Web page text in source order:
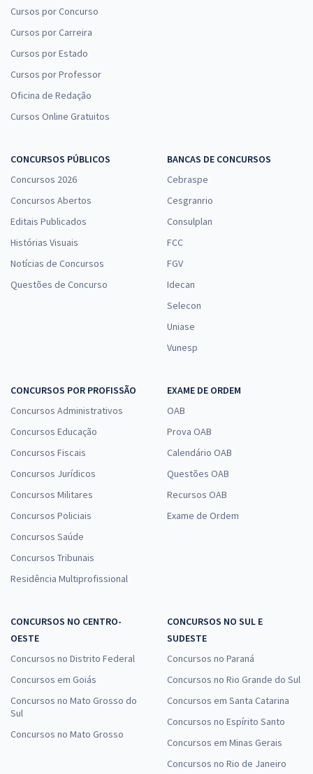
TCE MA - Tribunal de Contas do Estado do Maranhão - Analista
Estadual de Apoio ao Controle Externo - Área: Apoio Técnico-
Comprar
TCE MA - Tribunal de Contas do Estado do Maranhão -
Conhecimentos Específicos para o Cargo 3: Analista Estadual de
Apoio ao Controle Externo – Especialidade: Direito (Pós-Edital)
à vista
Economize R$ 53,98 (-20%)
Conhecimentos Específicos para o Cargo 16: Técnico Estadual de
Controle Externo – Especialidade: Técnico Administrativa (Pós-Edital)
à vista
R$15,92
Comprar
TCE MA - Tribunal de Contas do Estado do Maranhão -
(Pós-Edital)
à vista
ou 12x de
R$19,99
Economize R$ 59,98 (-20%)
Comprar
TCE MA - Tribunal de Contas do Estado do Maranhão -
Cursos por Concurso
Cursos por Carreira
Cursos por Estado
Cursos por Professor
Oficina de Redação
Cursos Online Gratuitos
CONCURSOS PÚBLICOS
Concursos 2026
Concursos Abertos
Editais Publicados
Histórias Visuais
Notícias de Concursos
Questões de Concurso
BANCAS DE CONCURSOS
Cebraspe
Cesgranrio
Consulplan
FCC
FGV
Idecan
Selecon
Uniase
Vunesp
CONCURSOS POR PROFISSÃO
Concursos Administrativos
Concursos Educação
Concursos Fiscais
Concursos Jurídicos
Concursos Militares
Concursos Policiais
Concursos Saúde
Concursos Tribunais
Residência Multiprofissional
EXAME DE ORDEM
OAB
Prova OAB
Calendário OAB
Questões OAB
Recursos OAB
Exame de Ordem
CONCURSOS NO CENTRO-
OESTE
Concursos no Distrito Federal
Concursos em Goiás
Concursos no Mato Grosso do
Sul
Concursos no Mato Grosso
CONCURSOS NO SUL E
SUDESTE
Concursos no Paraná
Concursos no Rio Grande do Sul
Concursos em Santa Catarina
Concursos no Espírito Santo
Concursos em Minas Gerais
Concursos no Rio de Janeiro